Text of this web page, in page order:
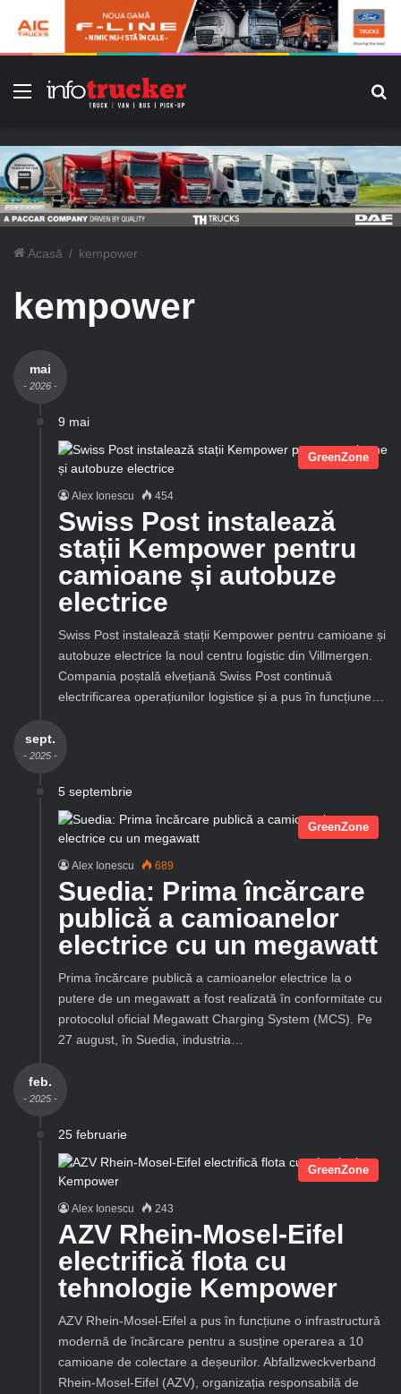
Meniu
Acasă / kempower
kempower
mai
- 2026 -
9 mai
GreenZone
Alex Ionescu 454
Swiss Post instalează
stații Kempower pentru
camioane și autobuze
electrice
Swiss Post instalează stații Kempower pentru camioane și
autobuze electrice la noul centru logistic din Villmergen.
Compania poștală elvețiană Swiss Post continuă
electrificarea operațiunilor logistice și a pus în funcțiune…
sept.
- 2025 -
5 septembrie
GreenZone
Alex Ionescu 689
Suedia: Prima încărcare
publică a camioanelor
electrice cu un megawatt
Prima încărcare publică a camioanelor electrice la o
putere de un megawatt a fost realizată în conformitate cu
protocolul oficial Megawatt Charging System (MCS). Pe
27 august, în Suedia, industria…
feb.
- 2025 -
25 februarie
GreenZone
Alex Ionescu 243
AZV Rhein-Mosel-Eifel
electrifică flota cu
tehnologie Kempower
AZV Rhein-Mosel-Eifel a pus în funcțiune o infrastructură
modernă de încărcare pentru a susține operarea a 10
camioane de colectare a deșeurilor. Abfallzweckverband
Rhein-Mosel-Eifel (AZV), organizația responsabilă de